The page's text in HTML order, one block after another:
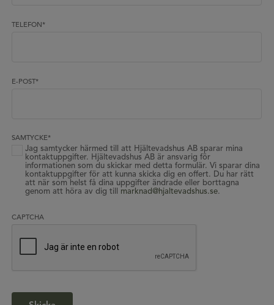
TELEFON*
E-POST*
SAMTYCKE*
Jag samtycker härmed till att Hjältevadshus AB sparar mina
kontaktuppgifter. Hjältevadshus AB är ansvarig för
informationen som du skickar med detta formulär. Vi sparar dina
kontaktuppgifter för att kunna skicka dig en offert. Du har rätt
att när som helst få dina uppgifter ändrade eller borttagna
genom att höra av dig till marknad@hjaltevadshus.se.
CAPTCHA